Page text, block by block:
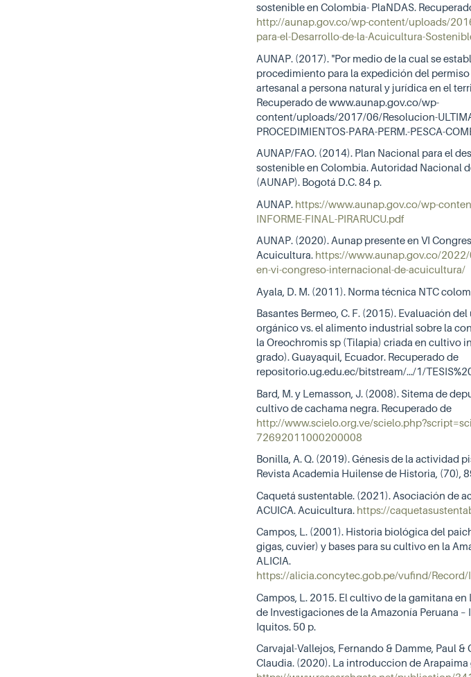
sostenible en Colombia- PlaNDAS.
http://aunap.gov.co/wp-content/uploads/
para-el-Desarrollo-de-la-Acuicultura-
AUNAP. (2017). "Por medio de la cual se
procedimiento para la expedición del
artesanal a persona natural y jurídica en el
Recuperado de www.aunap.gov.co/wp-
content/uploads/2017/06/Resolucion-
PROCEDIMIENTOS-PARA-PERM.-PESCA-
AUNAP/FAO. (2014). Plan Nacional para el
sostenible en Colombia. Autoridad Nacional
(AUNAP). Bogotá D.C. 84 p.
AUNAP. https://www.aunap.gov.co/wp-
INFORME-FINAL-PIRARUCU.pdf
AUNAP. (2020). Aunap presente en VI
Acuicultura. https://www.aunap.gov.co/
en-vi-congreso-internacional-de-acuicultura/
Ayala, D. M. (2011). Norma técnica NTC
Basantes Bermeo, C. F. (2015). Evaluación
orgánico vs. el alimento industrial sobre la
la Oreochromis sp (Tilapia) criada en cultivo
grado). Guayaquil, Ecuador. Recuperado de
repositorio.ug.edu.ec/bitstream/.../1/
Bard, M. y Lemasson, J. (2008). Sitema de
cultivo de cachama negra. Recuperado de
http://www.scielo.org.ve/
72692011000200008
Bonilla, A. Q. (2019). Génesis de la actividad
Revista Academia Huilense de Historia, (70),
Caquetá sustentable. (2021). Asociación de
ACUICA. Acuicultura. https://
Campos, L. (2001). Historia biológica del
gigas, cuvier) y bases para su cultivo en la
ALICIA.
https://alicia.concytec.gob.pe/vufind/
Campos, L. 2015. El cultivo de la gamitana
de Investigaciones de la Amazonía Peruana –
Iquitos. 50 p.
Carvajal-Vallejos, Fernando & Damme, Paul &
Claudia. (2020). La introduccion de Arapaima